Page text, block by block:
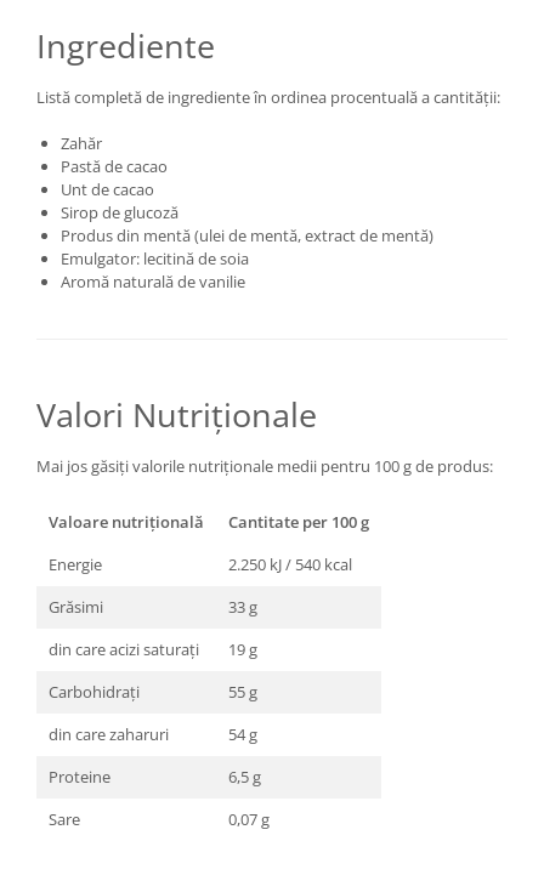
Ingrediente
Listă completă de ingrediente în ordinea procentuală a cantității:
Zahăr
Pastă de cacao
Unt de cacao
Sirop de glucoză
Produs din mentă (ulei de mentă, extract de mentă)
Emulgator: lecitină de soia
Aromă naturală de vanilie
Valori Nutriționale
Mai jos găsiți valorile nutriționale medii pentru 100 g de produs:
Valoare nutrițională
Cantitate per 100 g
Energie
2.250 kJ / 540 kcal
Grăsimi
33 g
din care acizi saturați
19 g
Carbohidrați
55 g
din care zaharuri
54 g
Proteine
6,5 g
Sare
0,07 g